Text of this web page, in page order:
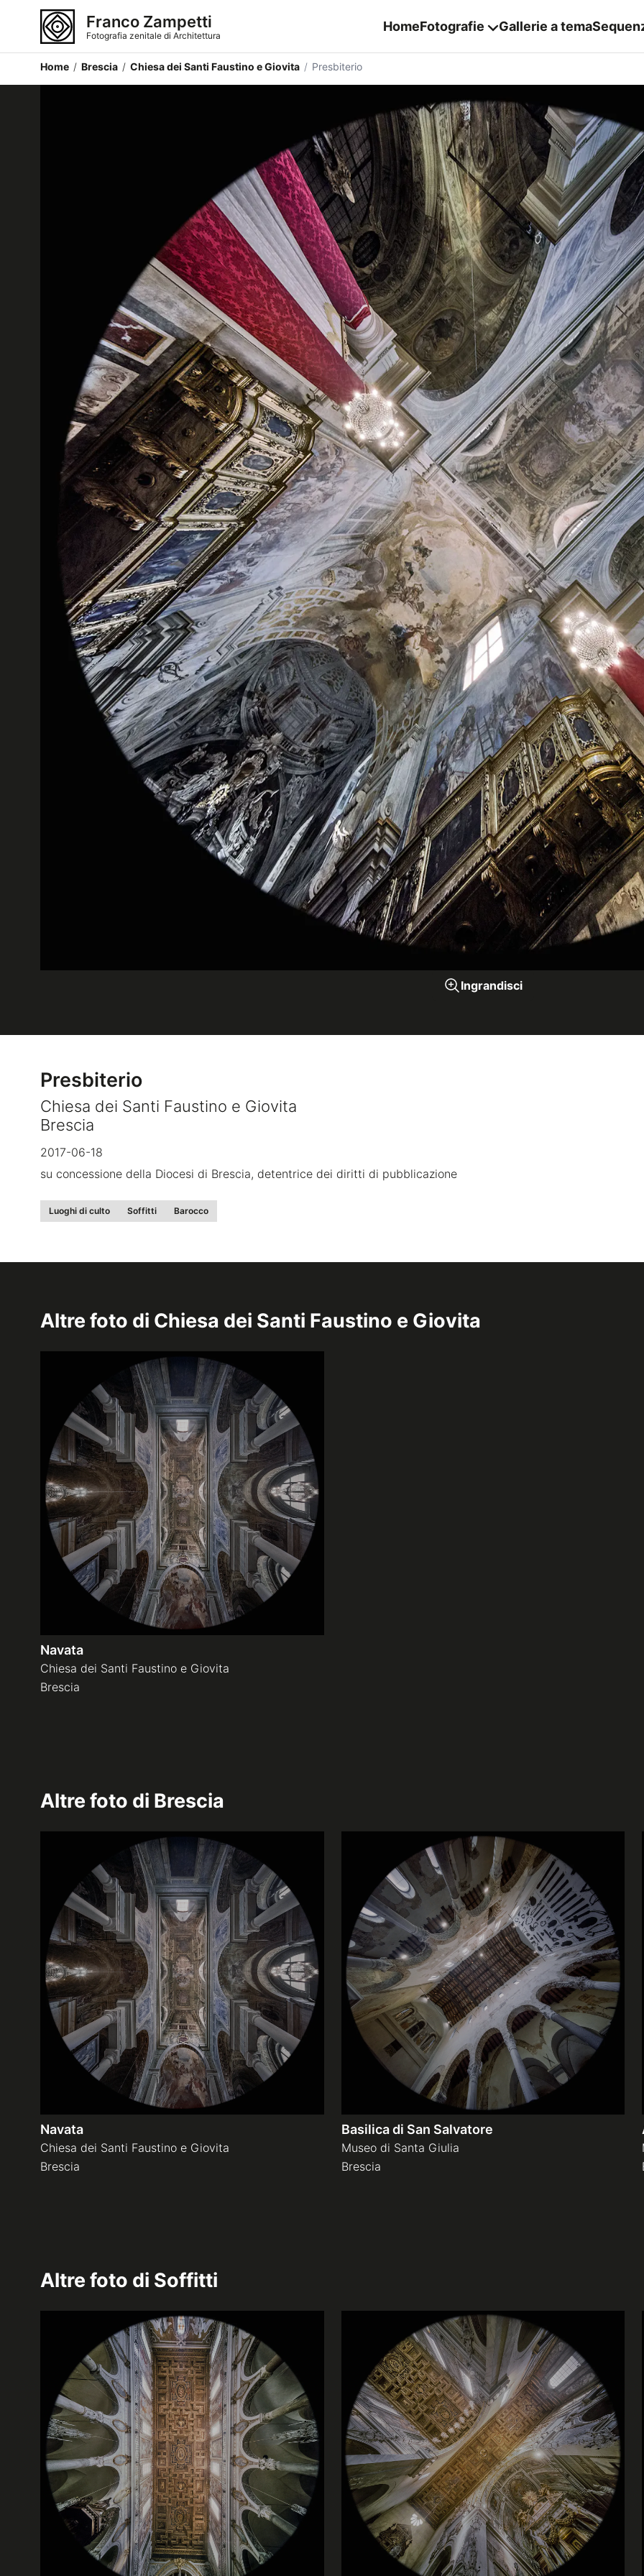
Franco Zampetti
Fotografia zenitale di Architettura
HomeFotografie Gallerie a tema
Home / Brescia / Chiesa dei Santi Faustino e Giovita / Presbiterio
Ingrandisci
Presbiterio
Chiesa dei Santi Faustino e Giovita
Brescia
2017-06-18
su concessione della Diocesi di Brescia, detentrice dei diritti di pubblicazione
Luoghi di culto Soffitti Barocco
Altre foto di Chiesa dei Santi Faustino e Giovita
Navata
Chiesa dei Santi Faustino e Giovita
Brescia
Altre foto di Brescia
Navata
Chiesa dei Santi Faustino e Giovita
Brescia
Basilica di San Salvatore
Museo di Santa Giulia
Brescia
Altre foto di Soffitti